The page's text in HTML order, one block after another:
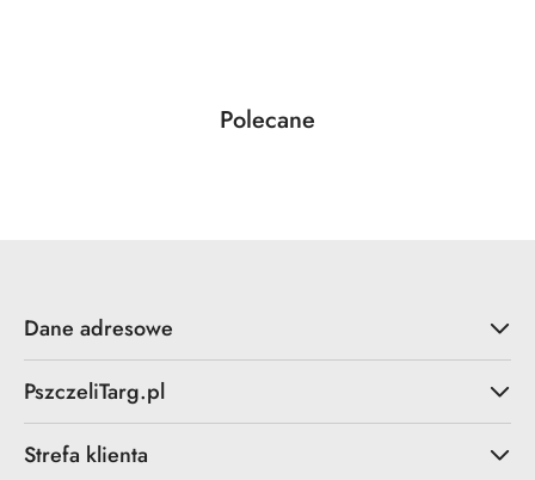
Pomiń karuzelę produktów
Produkty
Polecane
Dane adresowe
PszczeliTarg.pl
Strefa klienta